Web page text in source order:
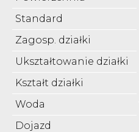
Standard
Zagosp. działki
Ukształtowanie działki
Kształt działki
Woda
Dojazd